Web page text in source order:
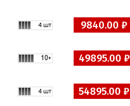
9840.00 ₽
49895.00 ₽
54895.00 ₽